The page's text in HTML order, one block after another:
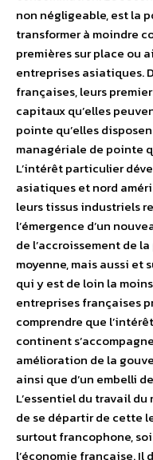
non négligeable, est la
transformer à moindre
premières sur place ou
entreprises asiatiques.
françaises, leurs
capitaux qu’elles
pointe qu’elles
managériale de pointe
L’intérêt particulier
asiatiques et nord
leurs tissus industriels
l’émergence d’un
de l’accroissement de
moyenne, mais aussi et
qui y est de loin la
entreprises françaises
comprendre que
continent
amélioration de la
ainsi que d’un embelli
L’essentiel du travail
de se départir de cette
surtout francophone,
l’économie française. Il